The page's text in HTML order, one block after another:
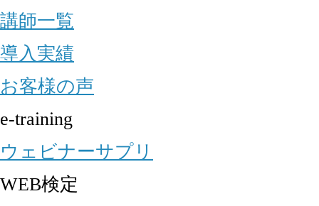
講師一覧
導入実績
お客様の声
e-training
ウェビナーサプリ
WEB検定